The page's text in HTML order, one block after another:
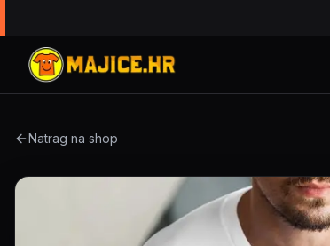
Natrag na shop